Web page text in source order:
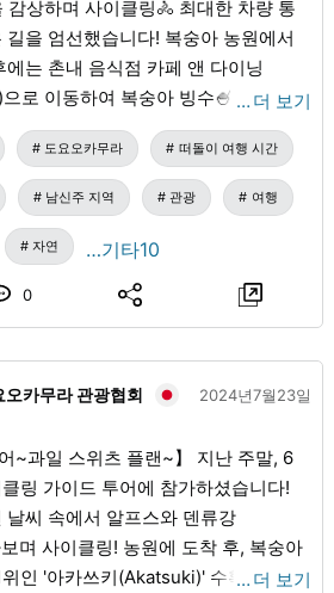
감상하며 사이클링🚴 최대한 차량 통
했습니다! 복숭아 농원에서
는 촌내 음식점 카페 앤 다이닝
로 이동하여 복숭아 빙수🍧로 시원하
합니다!
… 더 보기
도요오카무라 떠돌이 여행 시간
남신주 지역 관광 여행
자연 …기타10
0
오카무라 관광협회 2024년7월23일
스위츠 플랜~】 지난 주말, 6
링 가이드 투어에 참가하셨습니다!
날씨 속에서 알프스와 덴류강
농원에 도착 후, 복숭아
인 '아카쓰키(Akatsuki)' 수확을 즐기
… 더 보기